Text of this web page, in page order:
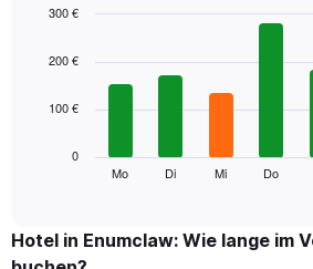
chart
bars.
den
durchschnittlichen
Mo Di Mi Do
0
100 €
200 €
300 €
Hotel in Enumclaw: Wie lange im